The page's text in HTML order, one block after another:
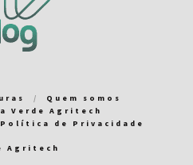
Quem somos
Verde Agritech
Política de Privacidade
Agritech